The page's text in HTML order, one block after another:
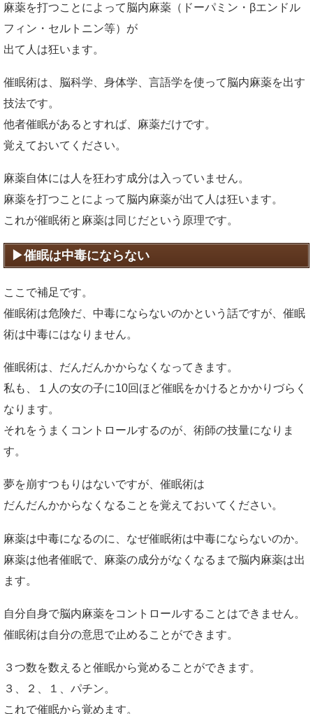
麻薬を打つことによって脳内麻薬（ドーパミン・βエンドル
フィン・セルトニン等）が
出て人は狂います。
催眠術は、脳科学、身体学、言語学を使って脳内麻薬を出す
技法です。
他者催眠があるとすれば、麻薬だけです。
覚えておいてください。
麻薬自体には人を狂わす成分は入っていません。
麻薬を打つことによって脳内麻薬が出て人は狂います。
これが催眠術と麻薬は同じだという原理です。
催眠は中毒にならない
ここで補足です。
催眠術は危険だ、中毒にならないのかという話ですが、催眠
術は中毒にはなりません。
催眠術は、だんだんかからなくなってきます。
私も、１人の女の子に10回ほど催眠をかけるとかかりづらく
なります。
それをうまくコントロールするのが、術師の技量になりま
す。
夢を崩すつもりはないですが、催眠術は
だんだんかからなくなることを覚えておいてください。
麻薬は中毒になるのに、なぜ催眠術は中毒にならないのか。
麻薬は他者催眠で、麻薬の成分がなくなるまで脳内麻薬は出
ます。
自分自身で脳内麻薬をコントロールすることはできません。
催眠術は自分の意思で止めることができます。
３つ数を数えると催眠から覚めることができます。
３、２、１、パチン。
これで催眠から覚めます。